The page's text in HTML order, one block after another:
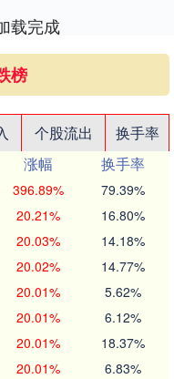
载完成
榜
个股流出
换手率
涨幅
换手率
396.89% 79.39%
20.21% 16.80%
20.03% 14.18%
20.02% 14.77%
20.01% 5.62%
20.01% 6.12%
20.01% 18.37%
20.01% 6.83%